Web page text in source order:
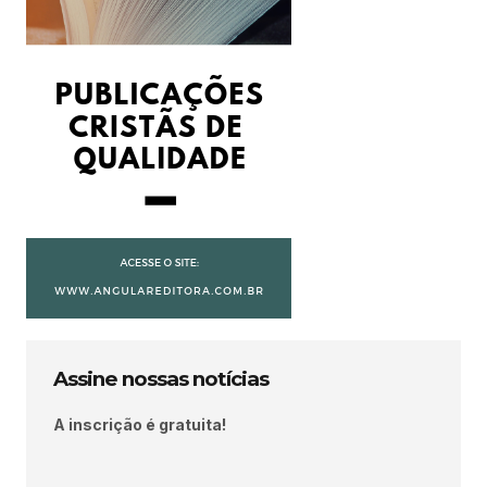
Assine nossas notícias
A inscrição é gratuita!